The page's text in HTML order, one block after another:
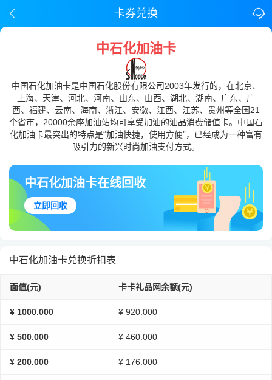
卡券兑换
中石化加油卡
中国石化加油卡是中国石化股份有限公司2003年发行的，在北京、
上海、天津、河北、河南、山东、山西、湖北、湖南、广东、广
西、福建、云南、海南、浙江、安徽、江西、江苏、贵州等全国21
个省市，20000余座加油站均可享受加油的油品消费储值卡。中国石
化加油卡最突出的特点是“加油快捷，使用方便”，已经成为一种富有
吸引力的新兴时尚加油支付方式。
中石化加油卡在线回收
立即回收
中石化加油卡兑换折扣表
面值(元) 卡卡礼品网余额(元)
¥ 1000.000 ¥ 920.000
¥ 500.000 ¥ 460.000
¥ 200.000 ¥ 176.000